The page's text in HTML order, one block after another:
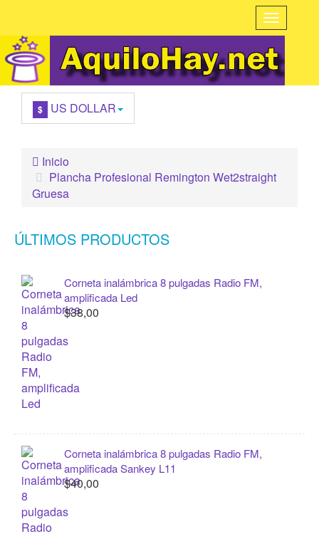
$ US DOLLAR
Inicio
Plancha Profesional Remington Wet2straight
Gruesa
ÚLTIMOS PRODUCTOS
Corneta inalámbrica 8 pulgadas Radio FM,
amplificada Led
$38,00
Corneta inalámbrica 8 pulgadas Radio FM,
amplificada Sankey L11
$40,00